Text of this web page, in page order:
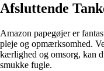
Afsluttende
Amazon papegøjer er
pleje og opmærksomhed.
kærlighed og omsorg, kan
smukke fugle.